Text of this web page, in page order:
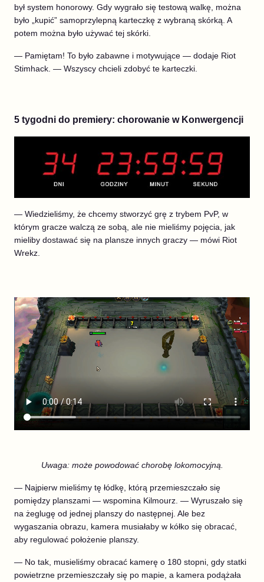
był system honorowy. Gdy wygrało się testową walkę, można
było „kupić” samoprzylepną karteczkę z wybraną skórką. A
potem można było używać tej skórki.
— Pamiętam! To było zabawne i motywujące — dodaje Riot
Stimhack. — Wszyscy chcieli zdobyć te karteczki.
5 tygodni do premiery: chorowanie w Konwergencji
— Wiedzieliśmy, że chcemy stworzyć grę z trybem PvP, w
którym gracze walczą ze sobą, ale nie mieliśmy pojęcia, jak
mieliby dostawać się na plansze innych graczy — mówi Riot
Wrekz.
Uwaga: może powodować chorobę lokomocyjną.
— Najpierw mieliśmy tę łódkę, którą przemieszczało się
pomiędzy planszami — wspomina Kilmourz. — Wyruszało się
na żeglugę od jednej planszy do następnej. Ale bez
wygaszania obrazu, kamera musiałaby w kółko się obracać,
aby regulować położenie planszy.
— No tak, musieliśmy obracać kamerę o 180 stopni, gdy statki
powietrzne przemieszczały się po mapie, a kamera podążała